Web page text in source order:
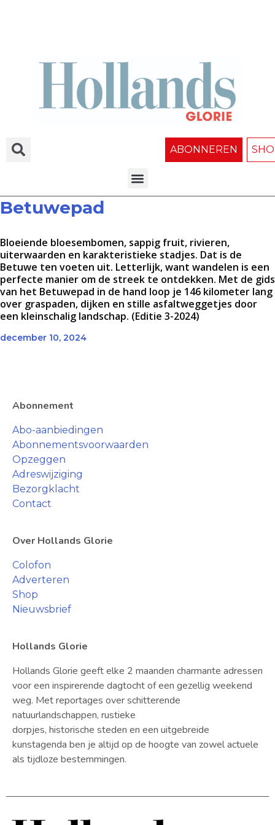
ABONNEREN
Betuwepad
Bloeiende bloesembomen, sappig fruit, rivieren,
uiterwaarden en karakteristieke stadjes. Dat is de
Betuwe ten voeten uit. Letterlijk, want wandelen is een
perfecte manier om de streek te ontdekken. Met de gids
van het Betuwepad in de hand loop je 146 kilometer lang
over graspaden, dijken en stille asfaltweggetjes door
een kleinschalig landschap. (Editie 3-2024)
december 10, 2024
Abonnement
Abo-aanbiedingen
Abonnementsvoorwaarden
Opzeggen
Adreswijziging
Bezorgklacht
Contact
Over Hollands Glorie
Colofon
Adverteren
Shop
Nieuwsbrief
Hollands Glorie
Hollands Glorie geeft elke 2 maanden charmante adressen
voor een inspirerende dagtocht of een gezellig weekend
weg. Met reportages over schitterende
natuurlandschappen, rustieke
dorpjes, historische steden en een uitgebreide
kunstagenda ben je altijd op de hoogte van zowel actuele
als tijdloze bestemmingen.